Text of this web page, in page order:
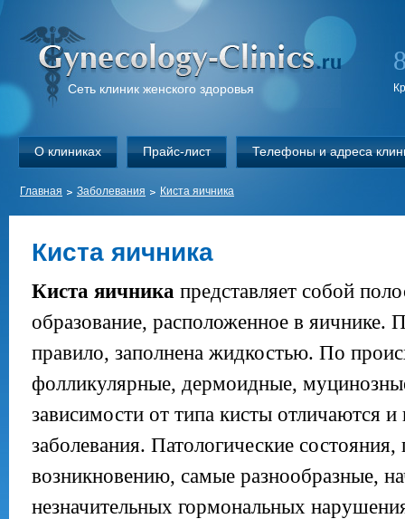
Сеть клиник женского здоровья
О клиниках Прайс-лист Телефоны и адреса
Главная Заболевания Киста яичника
Киста яичника
Киста яичника представляет собой
образование, расположенное в яичнике.
правило, заполнена жидкостью. По
фолликулярные, дермоидные,
зависимости от типа кисты отличаются
заболевания. Патологические
возникновению, самые разнообразные,
незначительных гормональных